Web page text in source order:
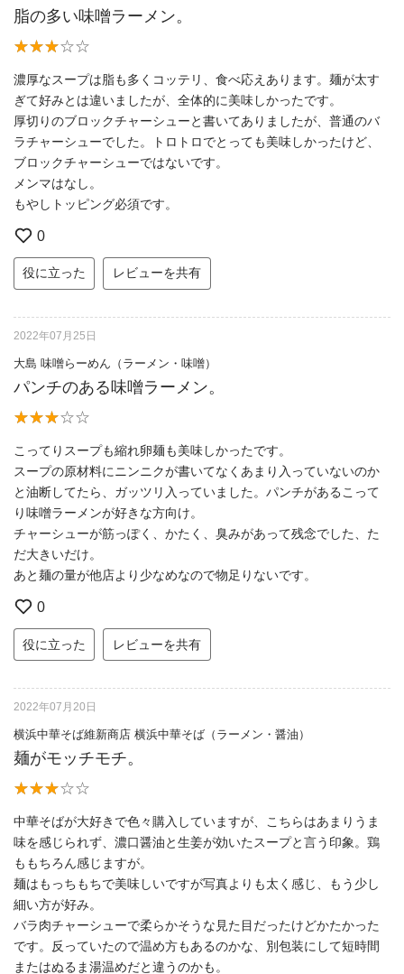
脂の多い味噌ラーメン。
濃厚なスープは脂も多くコッテリ、食べ応えあります。麺が太す
ぎて好みとは違いましたが、全体的に美味しかったです。
厚切りのブロックチャーシューと書いてありましたが、普通のバ
ラチャーシューでした。トロトロでとっても美味しかったけど、
ブロックチャーシューではないです。
メンマはなし。
もやしトッピング必須です。
0
役に立った レビューを共有
2022年07月25日
大島 味噌らーめん（ラーメン・味噌）
パンチのある味噌ラーメン。
こってりスープも縮れ卵麺も美味しかったです。
スープの原材料にニンニクが書いてなくあまり入っていないのか
と油断してたら、ガッツリ入っていました。パンチがあるこって
り味噌ラーメンが好きな方向け。
チャーシューが筋っぽく、かたく、臭みがあって残念でした、た
だ大きいだけ。
あと麺の量が他店より少なめなので物足りないです。
0
役に立った レビューを共有
2022年07月20日
横浜中華そば維新商店 横浜中華そば（ラーメン・醤油）
麺がモッチモチ。
中華そばが大好きで色々購入していますが、こちらはあまりうま
味を感じられず、濃口醤油と生姜が効いたスープと言う印象。鶏
ももちろん感じますが。
麺はもっちもちで美味しいですが写真よりも太く感じ、もう少し
細い方が好み。
バラ肉チャーシューで柔らかそうな見た目だったけどかたかった
です。反っていたので温め方もあるのかな、別包装にして短時間
またはぬるま湯温めだと違うのかも。